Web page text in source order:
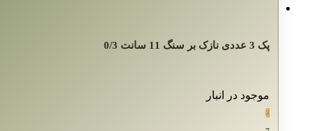
پک 3 عددی نازک بر سنگ 11 سانت 0/3
موجود در انبار